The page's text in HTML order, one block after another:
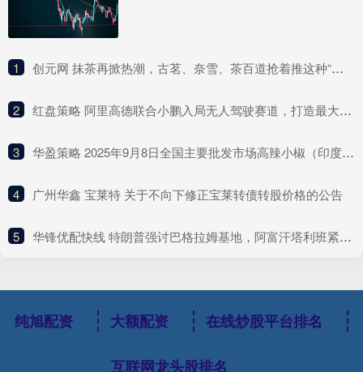
1 ​创元网 抹茶再掀热潮，古茗、奈雪、茶百道抢着推这种“浓”新品
2 ​红盘策略 阿里高德联合小鹏入局无人驾驶赛道，打造最大Robotaxi聚合平台
3 ​华盈策略 2025年9月8日全国主要批发市场高辣小椒（印度S17）价格行情
4 ​广州华鑫 宝莱特 关于不向下修正宝莱转债转股价格的公告
5 ​华锋优配快线 特朗普强讨巴格拉姆基地，阿富汗塔利班紧急应对
纯旭配资 大额配资 在线炒股平台排名
互联网龙头股排名